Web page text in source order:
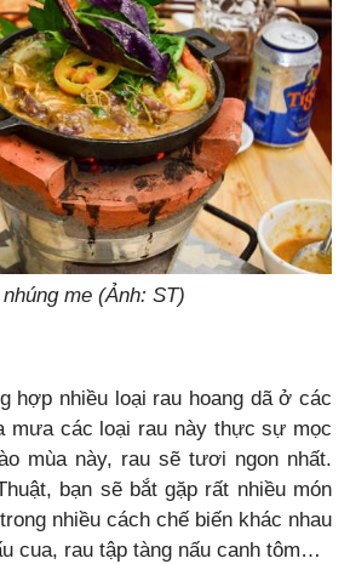
me (Ảnh: ST)
hợp nhiều loại rau hoang dã ở các
mưa các loại rau này thực sự mọc
mùa này, rau sẽ tươi ngon nhất.
bạn sẽ bắt gặp rất nhiều món
nhiều cách chế biến khác nhau
cua, rau tập tàng nấu canh tôm…